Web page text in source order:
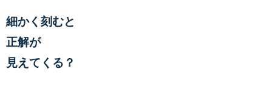
細かく刻むと
正解が
見えてくる？